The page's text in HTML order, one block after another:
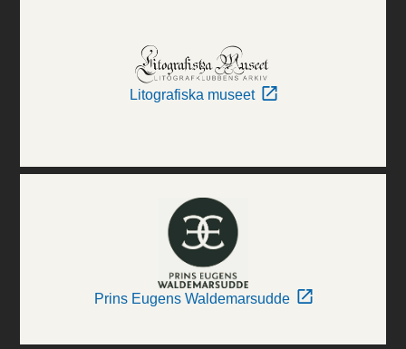
Litografiska museet
Prins Eugens Waldemarsudde